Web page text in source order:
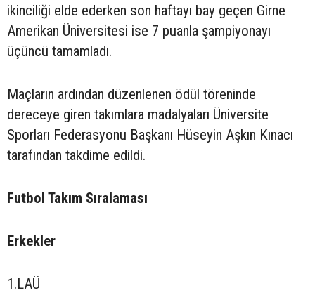
ikinciliği elde ederken son haftayı bay geçen Girne
Amerikan Üniversitesi ise 7 puanla şampiyonayı
üçüncü tamamladı.
Maçların ardından düzenlenen ödül töreninde
dereceye giren takımlara madalyaları Üniversite
Sporları Federasyonu Başkanı Hüseyin Aşkın Kınacı
tarafından takdime edildi.
Futbol Takım Sıralaması
Erkekler
1.LAÜ